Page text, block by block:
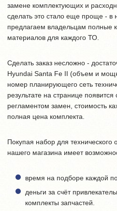
замене комплектующих и
сделать это стало еще проще -
предлагаем владельцам полные
материалов для каждого ТО.
Сделать заказ несложно -
Hyundai Santa Fe II (объем и
номер планирующего сеть
результате на странице
регламентом замен, стоимость
полная цена комплекта.
Покупая набор для технического
нашего магазина имеет
время на подборе каждой
деньги за счёт
комплекты запчастей.